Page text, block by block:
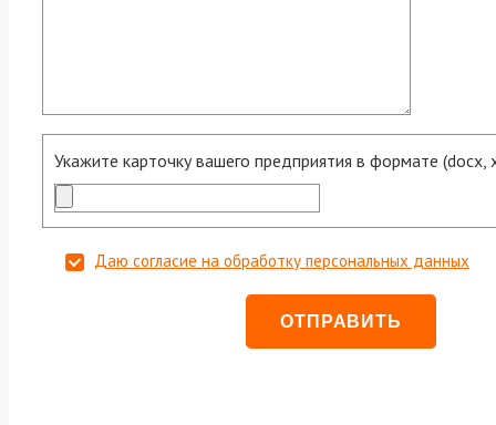
Укажите карточку вашего предприятия в формате (docx,
Даю согласие на обработку персональных данных